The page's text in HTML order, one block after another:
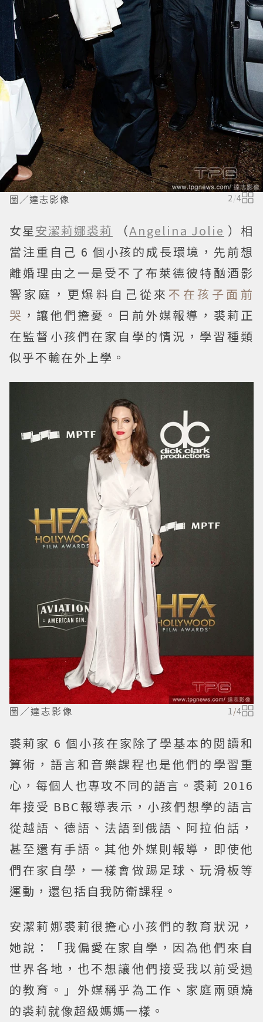
圖／達志影像 2/4
女星安潔莉娜裘莉 （Angelina Jolie ）相
當注重自己 6 個小孩的成長環境，先前想
離婚理由之一是受不了布萊德彼特酗酒影
響家庭，更爆料自己從來 不在孩子面前
哭 ，讓他們擔憂。日前外媒報導，裘莉正
在監督小孩們在家自學的情況，學習種類
似乎不輸在外上學。
圖／達志影像 1 /4
裘莉家 6 個小孩在家除了學基本的閱讀和
算術，語言和音樂課程也是他們的學習重
心，每個人也專攻不同的語言。裘莉 2016
年接受 BBC報導表示，小孩們想學的語言
從越語、德語、法語到俄語、阿拉伯話，
甚至還有手語。其他外媒則報導，即使他
們在家自學，一樣會做踢足球、玩滑板等
運動，還包括自我防衛課程。
安潔莉娜裘莉很擔心小孩們的教育狀況，
她說：「我偏愛在家自學，因為他們來自
世界各地，也不想讓他們接受我以前受過
的教育。」外媒稱乎為工作、家庭兩頭燒
的裘莉就像超級媽媽一樣。